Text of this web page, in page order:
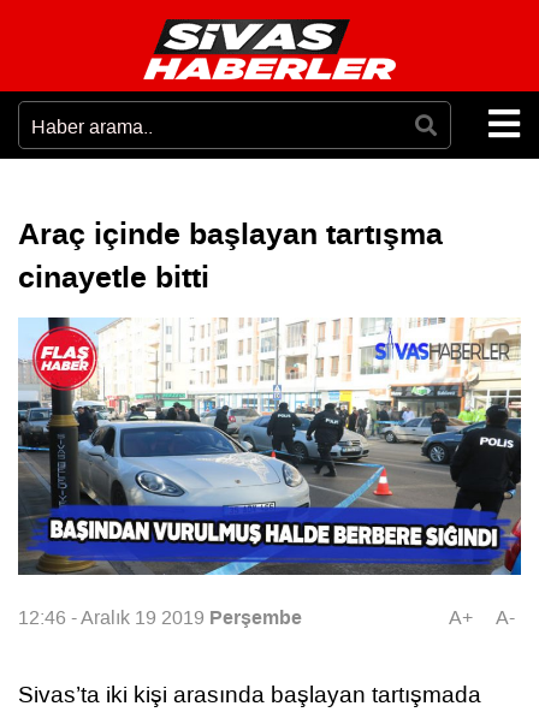
Araç içinde başlayan tartışma
cinayetle bitti
12:46 - Aralık 19 2019 Perşembe A+ A-
Sivas’ta iki kişi arasında başlayan tartışmada